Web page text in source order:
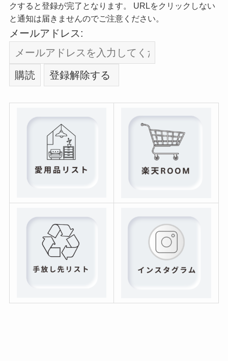
クすると登録が完了となります。 URLをクリックしない
と通知は届きませんのでご注意ください。
メールアドレス: